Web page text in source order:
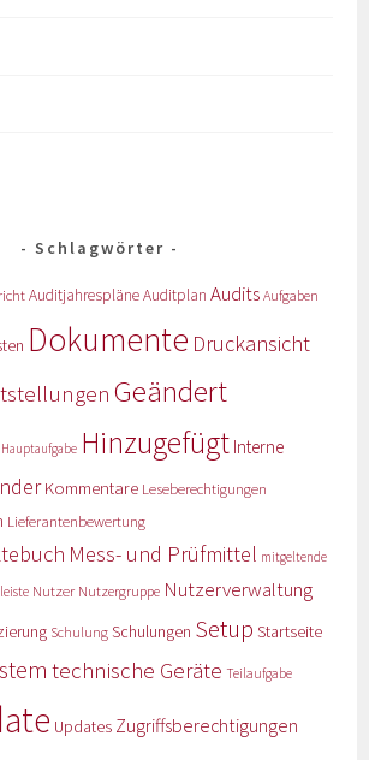
Schlagwörter
AuditjahrespläneAuditplan Audits Aufgaben
Dokumente Druckansicht
Geändert
Hauptaufgabe Hinzugefügt Interne
Kommentare Leseberechtigungen
Lieferantenbewertung
Mess- und Prüfmittel mitgeltende
Nutzer Nutzergruppe Nutzerverwaltung
Schulung Schulungen Setup Startseite
technische Geräte Teilaufgabe
Updates Zugriffsberechtigungen